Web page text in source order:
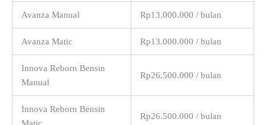
Avanza Manual Rp13.000.000 / bulan
Avanza Matic Rp13.000.000 / bulan
Innova Reborn Bensin
Manual
Rp26.500.000 / bulan
Innova Reborn Bensin
Rp26.500.000 / bulan